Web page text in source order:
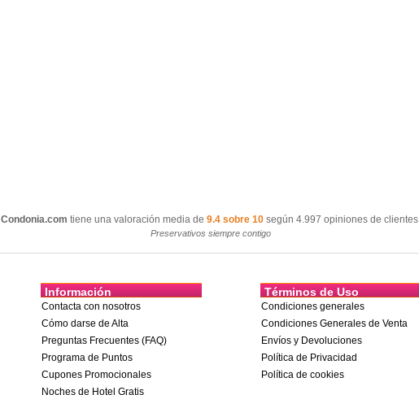
Condonia.com tiene una valoración media de 9.4 sobre 10 según 4.997 opiniones de clientes.
Preservativos siempre contigo
Información
Contacta con nosotros
Cómo darse de Alta
Preguntas Frecuentes (FAQ)
Programa de Puntos
Cupones Promocionales
Noches de Hotel Gratis
Términos de Uso
Condiciones generales
Condiciones Generales de Venta
Envíos y Devoluciones
Política de Privacidad
Política de cookies